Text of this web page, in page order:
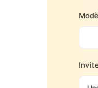
Invite